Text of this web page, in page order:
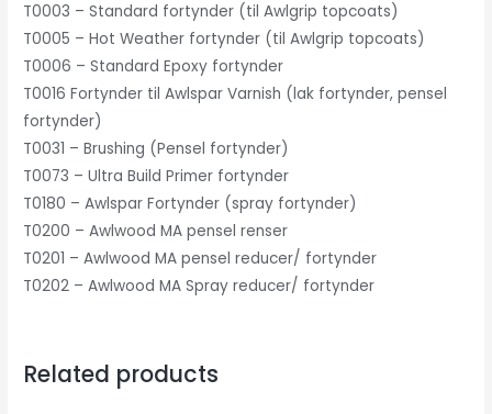
T0003 – Standard fortynder (til Awlgrip topcoats)
T0005 – Hot Weather fortynder (til Awlgrip topcoats)
T0006 – Standard Epoxy fortynder
T0016 Fortynder til Awlspar Varnish (lak fortynder, pensel
fortynder)
T0031 – Brushing (Pensel fortynder)
T0073 – Ultra Build Primer fortynder
T0180 – Awlspar Fortynder (spray fortynder)
T0200 – Awlwood MA pensel renser
T0201 – Awlwood MA pensel reducer/ fortynder
T0202 – Awlwood MA Spray reducer/ fortynder
Related products